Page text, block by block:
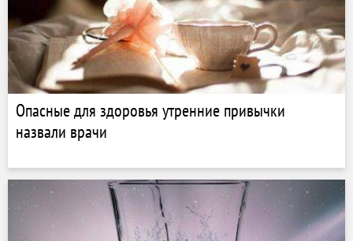
Опасные для здоровья утренние привычки
назвали врачи